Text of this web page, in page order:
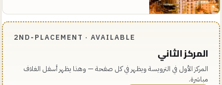
2ND‑PLACEMENT · AVAILABLE
المركز الثاني
المركز الأول في الترويسة ويظهر في كل صفحة — وهذا يظهر أسفل الغلاف
مباشرة.